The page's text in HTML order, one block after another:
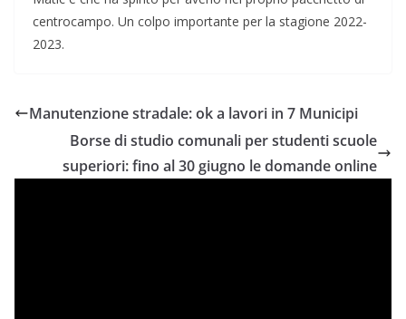
centrocampo. Un colpo importante per la stagione 2022-
2023.
Manutenzione stradale: ok a lavori in 7 Municipi
Borse di studio comunali per studenti scuole
superiori: fino al 30 giugno le domande online